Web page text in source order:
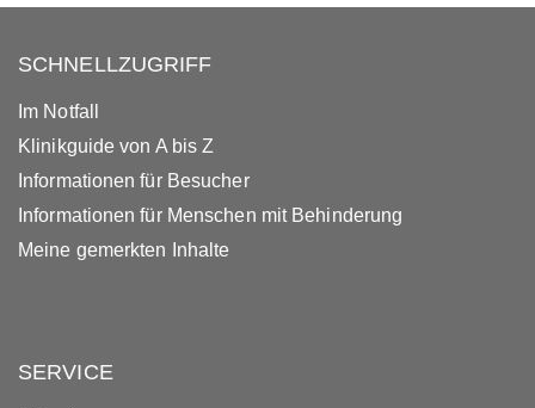
SCHNELLZUGRIFF
Im Notfall
Klinikguide von A bis Z
Informationen für Besucher
Informationen für Menschen mit Behinderung
Meine gemerkten Inhalte
SERVICE